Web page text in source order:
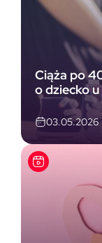
Ciąża po
o dziecko
03.05.2026